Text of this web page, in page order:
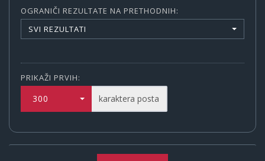
OGRANIČI REZULTATE NA PRETHODNIH:
SVI REZULTATI
PRIKAŽI PRVIH:
300 karaktera posta